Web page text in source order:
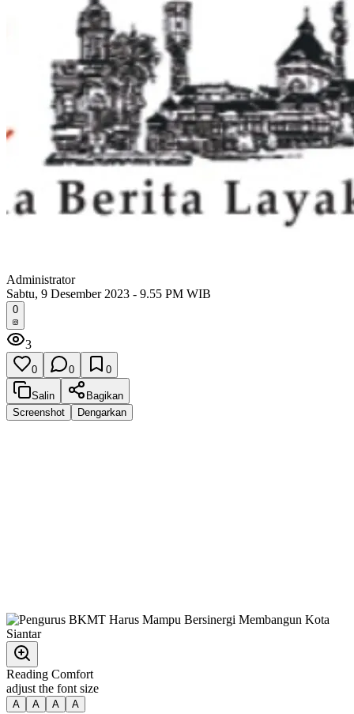
Administrator
Sabtu, 9 Desember 2023 - 9.55 PM WIB
0
3
0 0 0
Salin
Bagikan
Screenshot
Dengarkan
Reading Comfort
adjust the font size
A A A A